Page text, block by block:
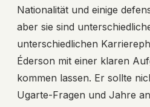
Nationalität und einige
aber sie sind
unterschiedlichen
Éderson mit einer klaren
kommen lassen. Er sollte
Ugarte-Fragen und Jahre